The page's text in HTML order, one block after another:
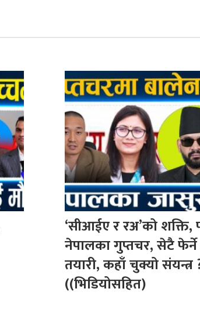
‘सीआईए र रअ’को शक्ति,
नेपालका गुप्तचर, सेटै
तयारी, कहाँ चुक्यो संयन्त्र
((भिडियोसहित)